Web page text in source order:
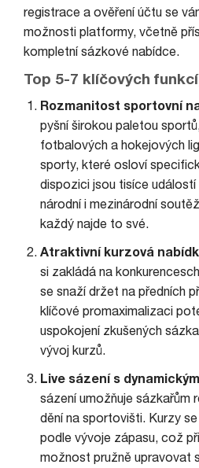
registrace a ověření účtu se
možnosti platformy, včetně
kompletní sázkové nabídce.
Top 5-7 klíčových
Rozmanitost sportovní
pyšní širokou paletou
fotbalových a hokejových
sporty, které osloví
dispozici jsou tisíce
národní i mezinárodní
každý najde to své.
Atraktivní kurzová
si zakládá na
se snaží držet na předních
klíčové promaximalizaci
uspokojení zkušených
vývoj kurzů.
Live sázení s
sázení umožňuje sázkařům
dění na sportovišti. Kurzy
podle vývoje zápasu, což
možnost pružně upravovat